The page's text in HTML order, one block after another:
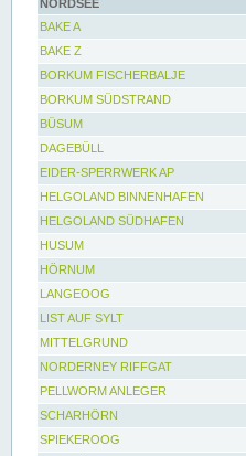
NORDSEE
BAKE A
BAKE Z
BORKUM FISCHERBALJE
BORKUM SÜDSTRAND
BÜSUM
DAGEBÜLL
EIDER-SPERRWERK AP
HELGOLAND BINNENHAFEN
HELGOLAND SÜDHAFEN
HUSUM
HÖRNUM
LANGEOOG
LIST AUF SYLT
MITTELGRUND
NORDERNEY RIFFGAT
PELLWORM ANLEGER
SCHARHÖRN
SPIEKEROOG